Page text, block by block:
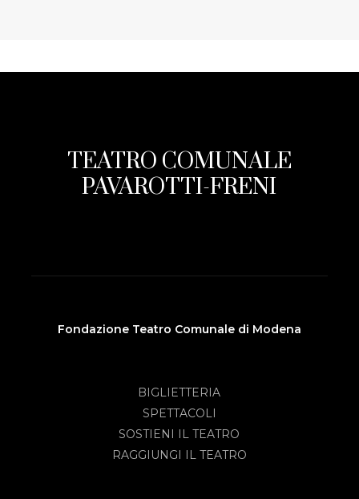
TEATRO COMUNALE
PAVAROTTI-FRENI
Fondazione Teatro Comunale di Modena
BIGLIETTERIA
SPETTACOLI
SOSTIENI IL TEATRO
RAGGIUNGI IL TEATRO